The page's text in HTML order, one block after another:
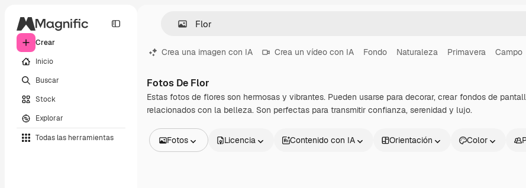
Crear
Inicio
Buscar
Stock
Explorar
Todas las herramientas
Crea una imagen con IA Crea un vídeo con IA Fondo Naturaleza Primavera Campo
Fotos De Flor
Estas fotos de flores son hermosas y vibrantes. Pueden usarse para decorar, crear fondos de
relacionados con la belleza. Son perfectas para transmitir confianza, serenidad y lujo.
Fotos Licencia Contenido con IA Orientación Color